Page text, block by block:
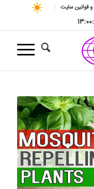
و قوانین سایت